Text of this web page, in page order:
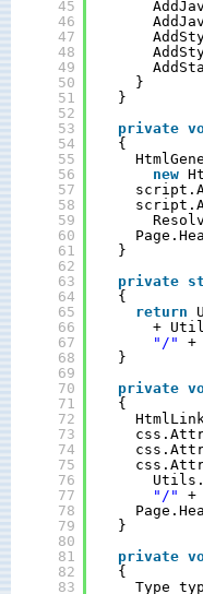
45
46
47
48
49
50
51
52
53
54
55
56
57
58
59
60
61
62
63
64
65
66
67
68
69
70
71
72
73
74
75
76
77
78
79
80
81
82
83
}
private
{
new
}
private
{
return
+
"/"
+
}
private
{
"/"
+
}
private
{
Type